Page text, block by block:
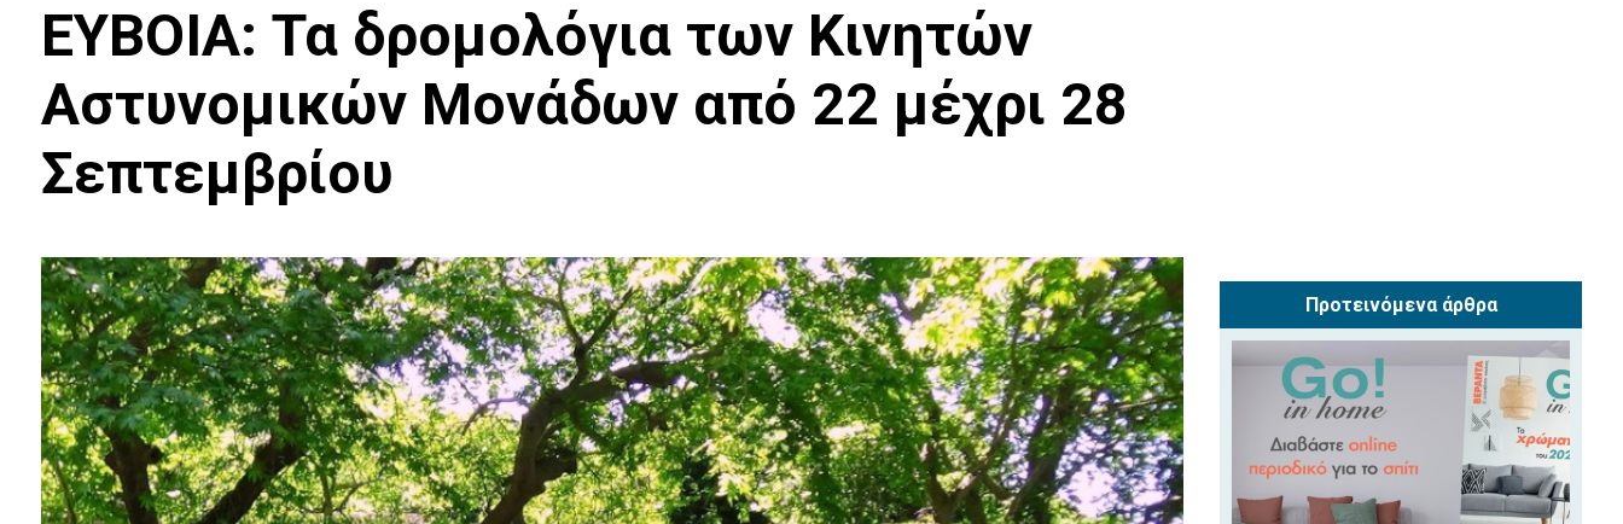
ΕΥΒΟΙΑ: Τα δρομολόγια των Κινητών
Αστυνομικών Μονάδων από 22 μέχρι 28
Σεπτεμβρίου
Προτεινόμενα άρθρα